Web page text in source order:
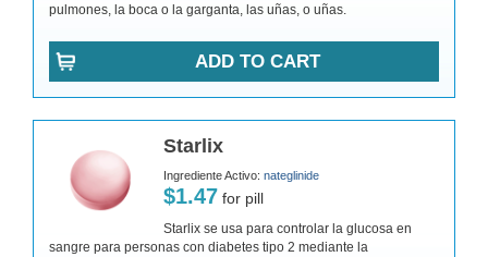
pulmones, la boca o la garganta, las uñas, o uñas.
ADD TO CART
Starlix
Ingrediente Activo: nateglinide
$1.47 for pill
Starlix se usa para controlar la glucosa en
sangre para personas con diabetes tipo 2 mediante la